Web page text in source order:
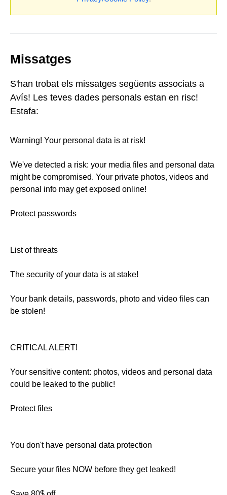
Missatges
S'han trobat els missatges següents associats a
Avís! Les teves dades personals estan en risc!
Estafa:
Warning! Your personal data is at risk!
We've detected a risk: your media files and personal data
might be compromised. Your private photos, videos and
personal info may get exposed online!
Protect passwords
List of threats
The security of your data is at stake!
Your bank details, passwords, photo and video files can
be stolen!
CRITICAL ALERT!
Your sensitive content: photos, videos and personal data
could be leaked to the public!
Protect files
You don't have personal data protection
Secure your files NOW before they get leaked!